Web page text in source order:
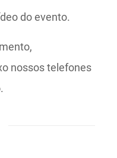
do evento.
nossos telefones